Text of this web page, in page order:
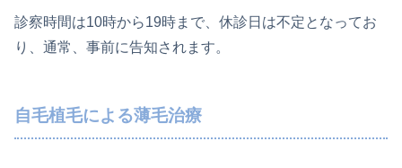
診察時間は10時から19時まで、休診日は不定となってお
り、通常、事前に告知されます。
自毛植毛による薄毛治療